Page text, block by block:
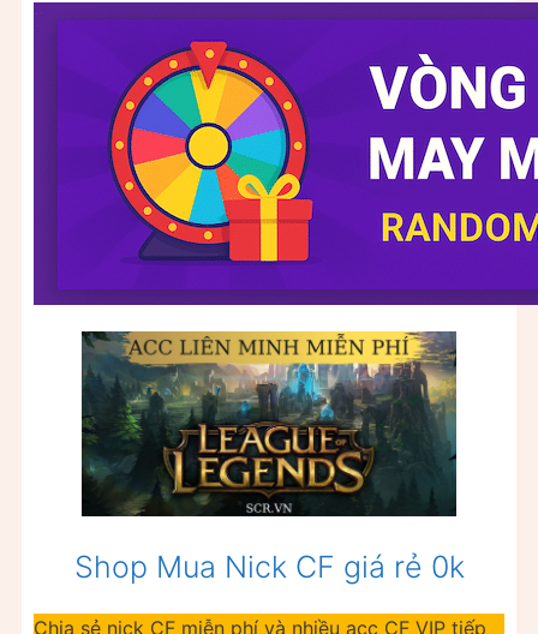
Shop Mua Nick CF giá rẻ 0k
Chia sẻ nick CF miễn phí và nhiều acc CF VIP tiếp